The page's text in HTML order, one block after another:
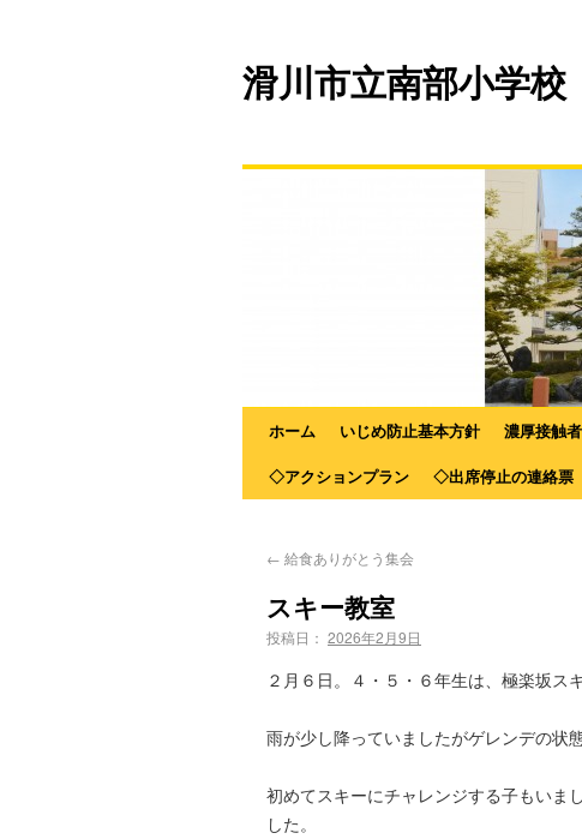
滑川市立南部小学校
ホーム いじめ防止基本方針 濃厚接触
◇アクションプラン
◇出席停止の連絡票
← 給食ありがとう集会
スキー教室
投稿日： 2026年2月9日
２月６日。４・５・６年生は、極楽坂ス
雨が少し降っていましたがゲレンデの状
初めてスキーにチャレンジする子もいま
した。